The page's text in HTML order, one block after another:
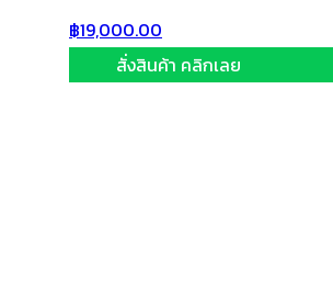
฿19,000.00
สั่งสินค้า คลิกเลย